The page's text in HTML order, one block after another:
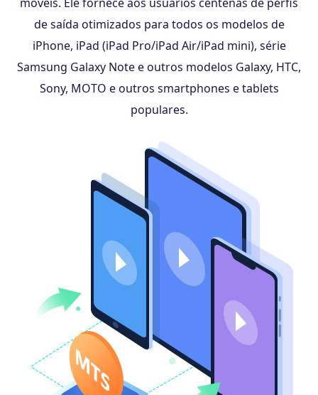
de saída otimizados para todos os modelos de
iPhone, iPad (iPad Pro/iPad Air/iPad mini), série
Samsung Galaxy Note e outros modelos Galaxy, HTC,
Sony, MOTO e outros smartphones e tablets
populares.